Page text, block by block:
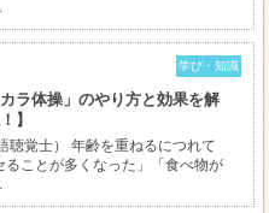
学び・知識
ラ体操」のやり方と効果を解
】
聴覚士） 年齢を重ねるにつれて
ることが多くなった」「食べ物が